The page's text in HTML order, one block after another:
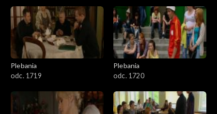
Plebania
odc. 1719
Plebania
odc. 1720